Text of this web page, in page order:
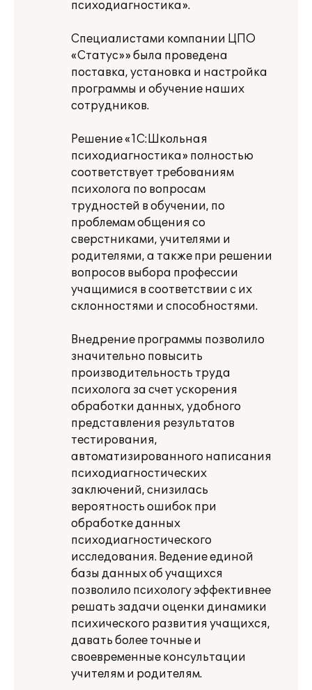
психодиагностика».
Специалистами компании ЦПО
«Статус»» была проведена
поставка, установка и настройка
программы и обучение наших
сотрудников.
Решение «1С:Школьная
психодиагностика» полностью
соответствует требованиям
психолога по вопросам
трудностей в обучении, по
проблемам общения со
сверстниками, учителями и
родителями, а также при решении
вопросов выбора профессии
учащимися в соответствии с их
склонностями и способностями.
Внедрение программы позволило
значительно повысить
производительность труда
психолога за счет ускорения
обработки данных, удобного
представления результатов
тестирования,
автоматизированного написания
психодиагностических
заключений, снизилась
вероятность ошибок при
обработке данных
психодиагностического
исследования. Ведение единой
базы данных об учащихся
позволило психологу эффективнее
решать задачи оценки динамики
психического развития учащихся,
давать более точные и
своевременные консультации
учителям и родителям.